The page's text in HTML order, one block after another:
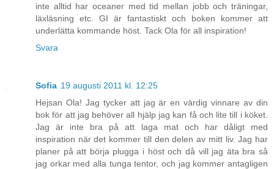
inte alltid har oceaner med tid mellan jobb och träningar,
läxläsning etc. GI är fantastiskt och boken kommer att
underlätta kommande höst. Tack Ola för all inspiration!
Svara
Sofia 19 augusti 2011 kl. 12:25
Hejsan Ola! Jag tycker att jag är en värdig vinnare av din
bok för att jag behöver all hjälp jag kan få och lite till i köket.
Jag är inte bra på att laga mat och har dåligt med
inspiration när det kommer till den delen av mitt liv. Jag har
planer på att börja plugga i höst och då vill jag äta bra så
jag orkar med alla tunga tentor, och jag kommer antagligen